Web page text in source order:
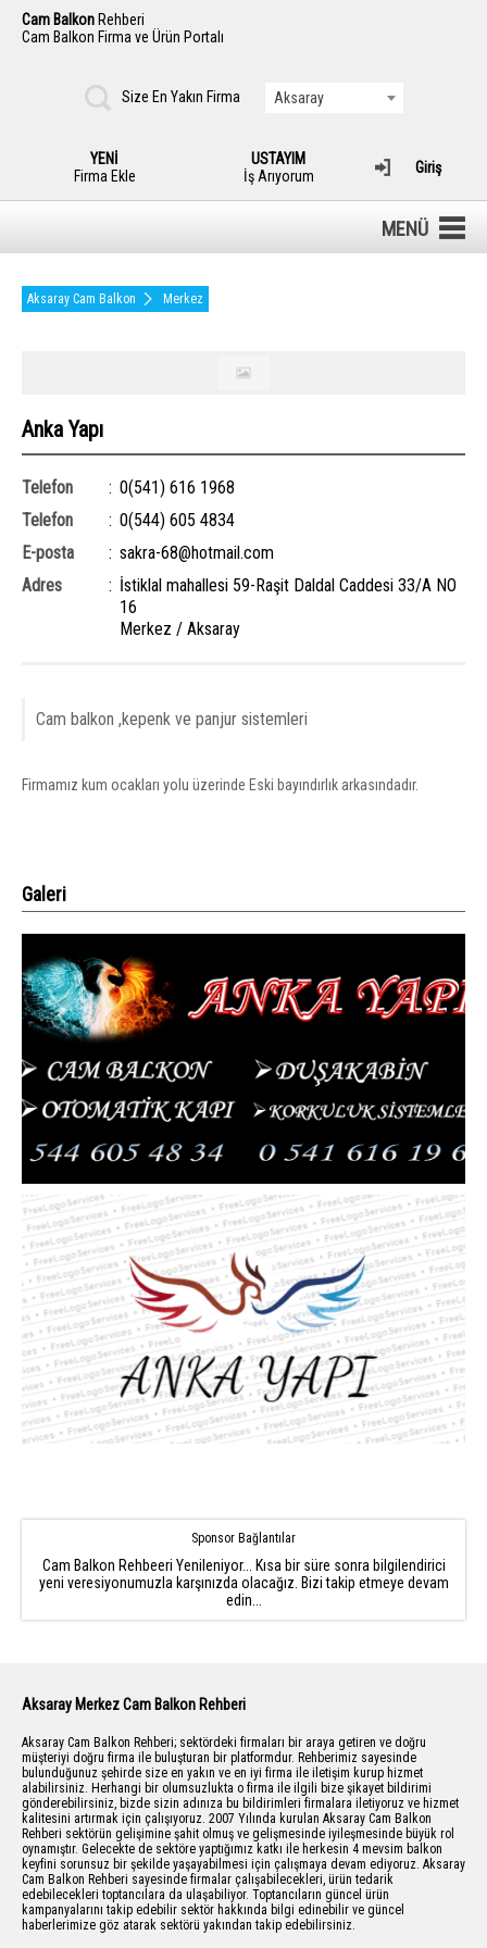
Cam Balkon Rehberi
Cam Balkon Firma ve Ürün Portalı
Size En Yakın Firma Aksaray
YENİ
Firma Ekle
USTAYIM
İş Arıyorum
Giriş
MENÜ
Aksaray Cam Balkon Merkez
Anka Yapı
Telefon : 0(541) 616 1968
Telefon
: 0(544) 605 4834
E-posta
: sakra-68@hotmail.com
Adres
: İstiklal mahallesi 59-Raşit Daldal Caddesi 33/A NO
16
Merkez / Aksaray
Cam balkon ,kepenk ve panjur sistemleri
Firmamız kum ocakları yolu üzerinde Eski bayındırlık arkasındadır.
Galeri
Sponsor Bağlantılar
Cam Balkon Rehbeeri Yenileniyor... Kısa bir süre sonra bilgilendirici
yeni veresiyonumuzla karşınızda olacağız. Bizi takip etmeye devam
edin...
Aksaray Merkez Cam Balkon Rehberi
Aksaray Cam Balkon Rehberi; sektördeki firmaları bir araya getiren ve doğru
müşteriyi doğru firma ile buluşturan bir platformdur. Rehberimiz sayesinde
bulunduğunuz şehirde size en yakın ve en iyi firma ile iletişim kurup hizmet
alabilirsiniz. Herhangi bir olumsuzlukta o firma ile ilgili bize şikayet bildirimi
gönderebilirsiniz, bizde sizin adınıza bu bildirimleri firmalara iletiyoruz ve hizmet
kalitesini artırmak için çalışıyoruz. 2007 Yılında kurulan Aksaray Cam Balkon
Rehberi sektörün gelişimine şahit olmuş ve gelişmesinde iyileşmesinde büyük rol
oynamıştır. Gelecekte de sektöre yaptığımız katkı ile herkesin 4 mevsim balkon
keyfini sorunsuz bir şekilde yaşayabilmesi için çalışmaya devam ediyoruz. Aksaray
Cam Balkon Rehberi sayesinde firmalar çalışabilecekleri, ürün tedarik
edebilecekleri toptancılara da ulaşabiliyor. Toptancıların güncel ürün
kampanyalarını takip edebilir sektör hakkında bilgi edinebilir ve güncel
haberlerimize göz atarak sektörü yakından takip edebilirsiniz.